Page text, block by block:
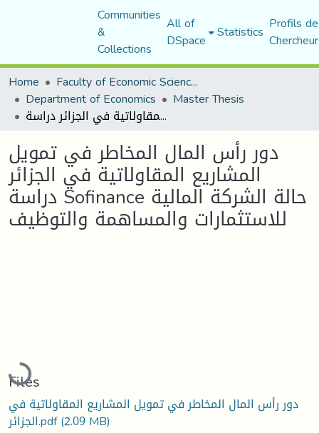
Communities
&
Collections
All of
DSpace Statistics Profils
Home
Faculty of Economic Sciences, Commerce and Management Sciences
Department of Economics Master Thesis
دور رأس المال المخاطر في تمويل المشاريع المقاولاتية في الجزائر دراسة Sofinance حالة الشركة المالية للاستثمارات والمساهمة والتوظيف
دور رأس المال المخاطر في تمويل
المشاريع المقاولاتية في الجزائر
دراسة Sofinance حالة الشركة المالية
للاستثمارات والمساهمة والتوظيف
Loading...
Files
دور رأس المال المخاطر في تمويل المشاريع المقاولاتية في
الجزائر.pdf(2.09 MB)